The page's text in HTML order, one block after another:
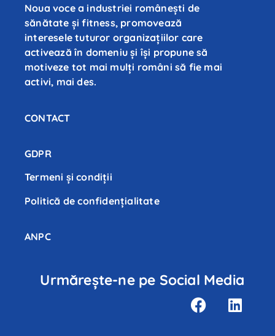
Noua voce a industriei românești de
sănătate și fitness, promovează
interesele tuturor organizațiilor care
activează în domeniu și își propune să
motiveze tot mai mulți români să fie mai
activi, mai des.
CONTACT
GDPR
Termeni și condiții
Politică de confidenţialitate
ANPC
Urmărește-ne pe Social Media